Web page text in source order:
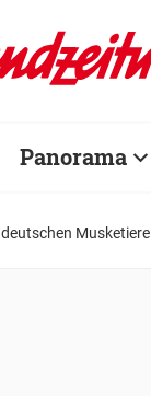
Panorama
Musketiere